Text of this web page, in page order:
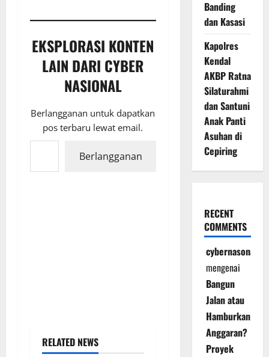
EKSPLORASI KONTEN
LAIN DARI CYBER
NASIONAL
Berlangganan untuk dapatkan
pos terbaru lewat email.
Ketikkan email Anda...
Berlangganan
RELATED NEWS
Banding
dan Kasasi
Kapolres
Kendal
AKBP Ratna
Silaturahmi
dan Santuni
Anak Panti
Asuhan di
Cepiring
RECENT
COMMENTS
cybernasonal
mengenai
Bangun
Jalan atau
Hamburkan
Anggaran?
Proyek